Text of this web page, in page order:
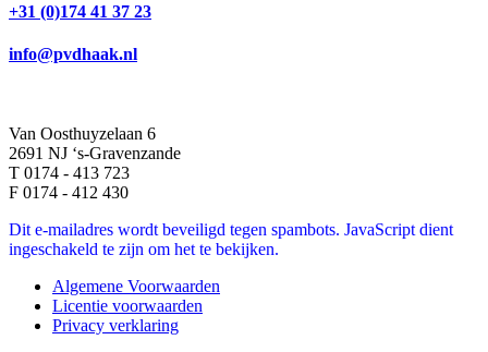
+31 (0)174 41 37 23
info@pvdhaak.nl
Van Oosthuyzelaan 6
2691 NJ ‘s-Gravenzande
T 0174 - 413 723
F 0174 - 412 430
Dit e-mailadres wordt beveiligd tegen spambots. JavaScript dient
ingeschakeld te zijn om het te bekijken.
Algemene Voorwaarden
Licentie voorwaarden
Privacy verklaring